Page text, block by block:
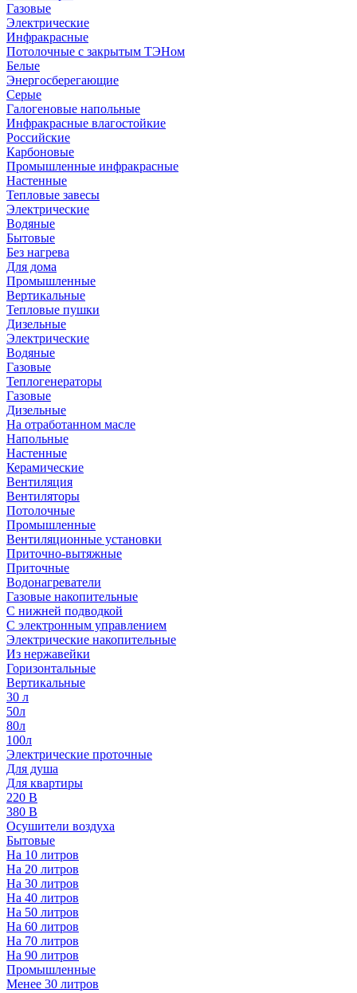
Газовые
Электрические
Инфракрасные
Потолочные с закрытым ТЭНом
Белые
Энергосберегающие
Серые
Галогеновые напольные
Инфракрасные влагостойкие
Российские
Карбоновые
Промышленные инфракрасные
Настенные
Тепловые завесы
Электрические
Водяные
Бытовые
Без нагрева
Для дома
Промышленные
Вертикальные
Тепловые пушки
Дизельные
Электрические
Водяные
Газовые
Теплогенераторы
Газовые
Дизельные
На отработанном масле
Напольные
Настенные
Керамические
Вентиляция
Вентиляторы
Потолочные
Промышленные
Вентиляционные установки
Приточно-вытяжные
Приточные
Водонагреватели
Газовые накопительные
С нижней подводкой
С электронным управлением
Электрические накопительные
Из нержавейки
Горизонтальные
Вертикальные
30 л
50л
80л
100л
Электрические проточные
Для душа
Для квартиры
220 В
380 В
Осушители воздуха
Бытовые
На 10 литров
На 20 литров
На 30 литров
На 40 литров
На 50 литров
На 60 литров
На 70 литров
На 90 литров
Промышленные
Менее 30 литров